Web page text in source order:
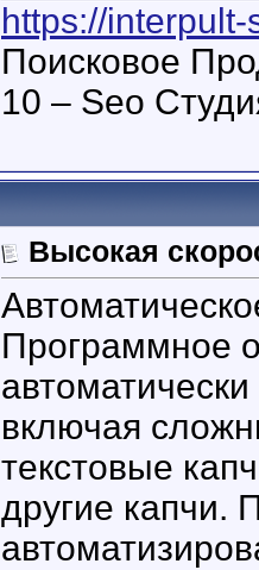
https://
Поисковое
10 – Seo
Высокая
Программное
включая
текстовые
другие капчи.